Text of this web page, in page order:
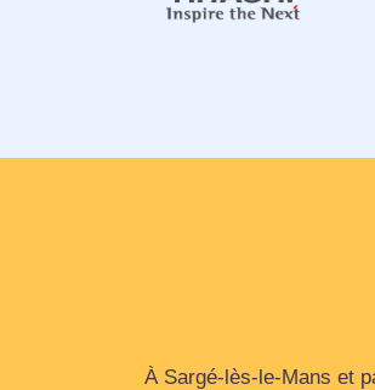
À Sargé-lès-le-Mans et